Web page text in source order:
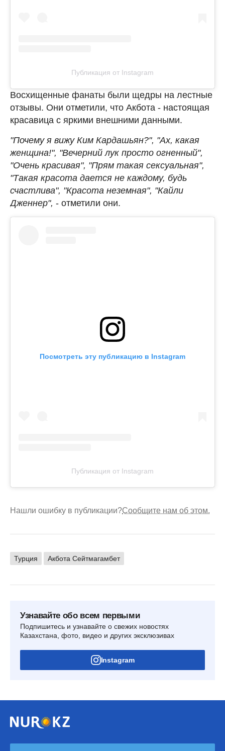
Публикация от Instagram
Восхищенные фанаты были щедры на лестные
отзывы. Они отметили, что Акбота - настоящая
красавица с яркими внешними данными.
"Почему я вижу Ким Кардашьян?", "Ах, какая
женщина!", "Вечерний лук просто огненный",
"Очень красивая", "Прям такая сексуальная",
"Такая красота дается не каждому, будь
счастлива", "Красота неземная", "Кайли
Дженнер", - отметили они.
Посмотреть эту публикацию в Instagram
Публикация от Instagram
Нашли ошибку в публикации?Сообщите нам об этом.
Турция Акбота Сейтмагамбет
Узнавайте обо всем первыми
Подпишитесь и узнавайте о свежих новостях
Казахстана, фото, видео и других эксклюзивах
Instagram